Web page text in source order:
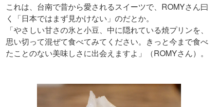
これは、台南で昔から愛されるスイーツで、ROMYさん曰
く「日本ではまず見かけない」のだとか。
「やさしい甘さの氷と小豆、中に隠れている焼プリンを、
思い切って混ぜて食べてみてください。きっと今まで食べ
たことのない美味しさに出会えますよ」（ROMYさん）。